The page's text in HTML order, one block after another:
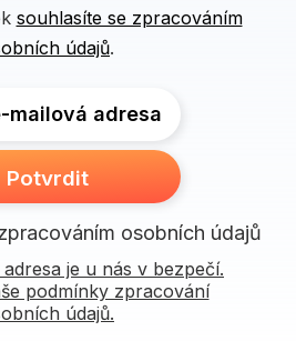
souhlasíte se zpracováním
údajů.
mailová adresa
Potvrdit
osobních údajů
je u nás v bezpečí.
podmínky zpracování
údajů.